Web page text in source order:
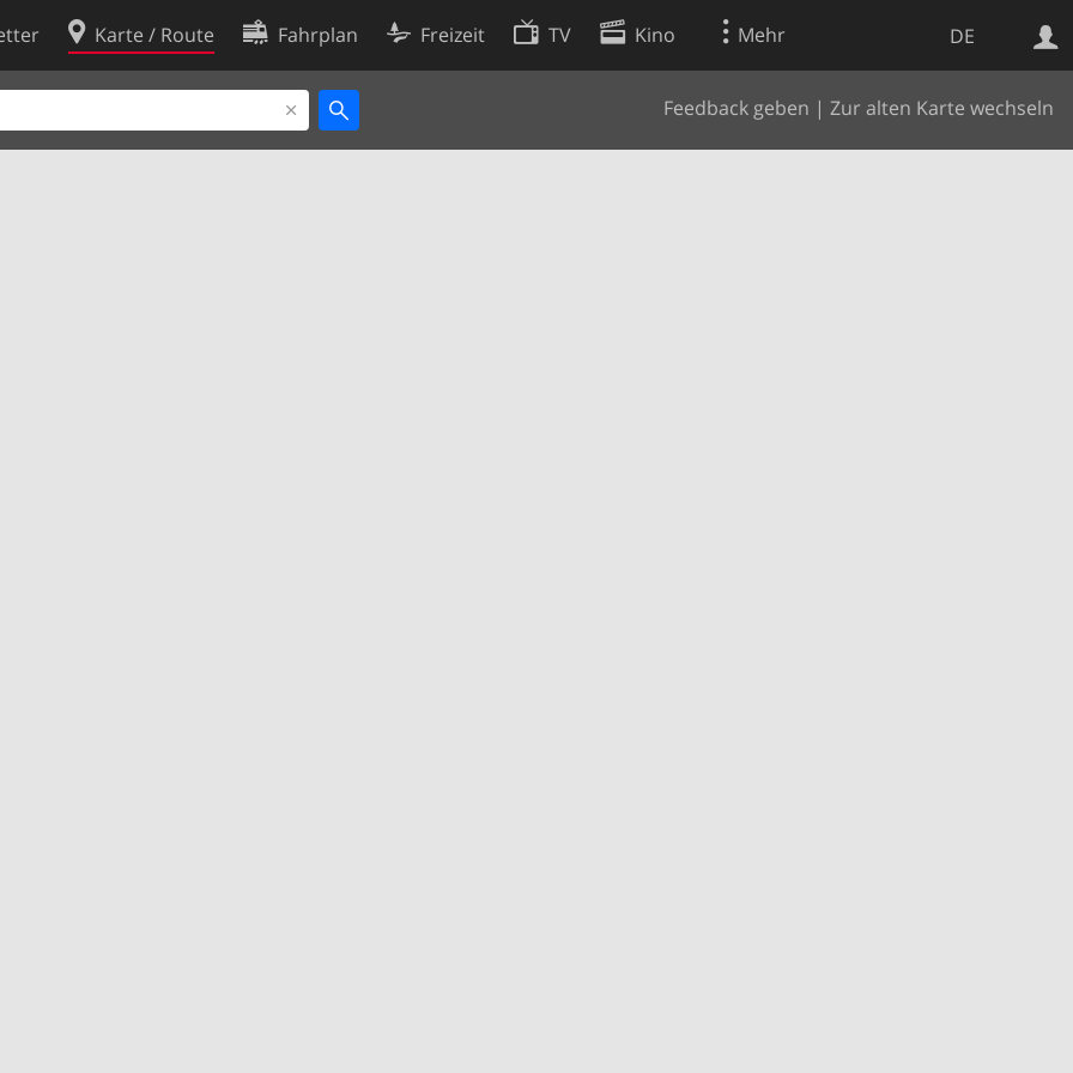
DE
Karte / Route Fahrplan Freizeit TV Kino Mehr
Feedback geben | Zur alten Karte wechseln
Websuche
Cookie-Richtlinie
Cookie-Einstellungen